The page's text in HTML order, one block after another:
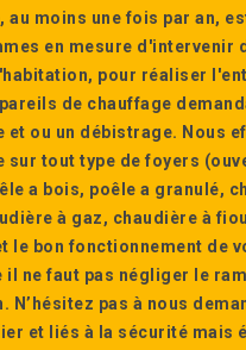
au moins une fois par an,
en mesure d'intervenir
pour réaliser
de chauffage
et ou un débistrage. Nous
sur tout type de foyers
a bois, poêle a granulé,
à gaz, chaudière à
le bon fonctionnement de
il ne faut pas négliger le
N’hésitez pas à nous
et liés à la sécurité mais